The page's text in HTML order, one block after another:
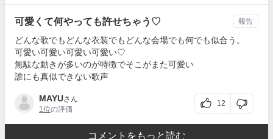
可愛くて何やっても許せちゃう♡
どんな歌でもどんな衣装でもどんな会場でも何でも似合う。
可愛い可愛い可愛い可愛い♡
無駄な動きが多いのが特徴でそこがまた可愛い
誰にも真似できない歌声
MAYUさん
1位の評価
12
報告
コメントをもっと読む